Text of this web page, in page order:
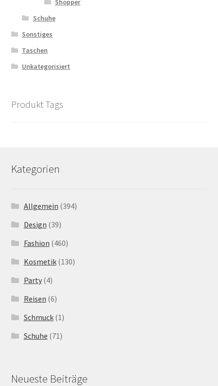
Shopper
Schuhe
Sonstiges
Taschen
Unkategorisiert
Produkt Tags
Kategorien
Allgemein (394)
Design (39)
Fashion (460)
Kosmetik(130)
Party(4)
Reisen (6)
Schmuck(1)
Schuhe (71)
Neueste Beiträge